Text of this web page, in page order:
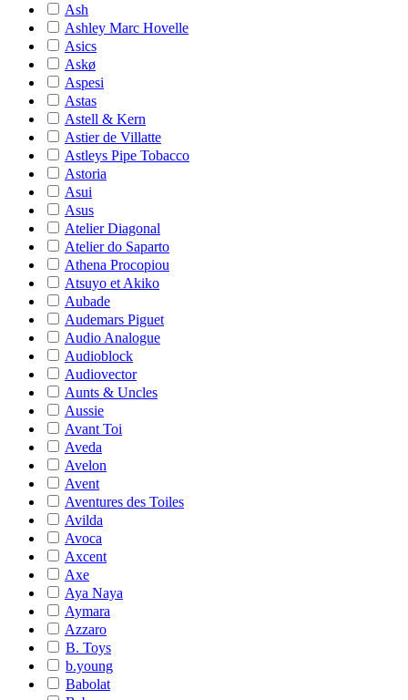
Ash
Ashley Marc Hovelle
Asics
Askø
Aspesi
Astas
Astell & Kern
Astier de Villatte
Astleys Pipe Tobacco
Astoria
Asui
Asus
Atelier Diagonal
Atelier do Saparto
Athena Procopiou
Atsuyo et Akiko
Aubade
Audemars Piguet
Audio Analogue
Audioblock
Audiovector
Aunts & Uncles
Aussie
Avant Toi
Aveda
Avelon
Avent
Aventures des Toiles
Avilda
Avoca
Axcent
Axe
Aya Naya
Aymara
Azzaro
B. Toys
b.young
Babolat